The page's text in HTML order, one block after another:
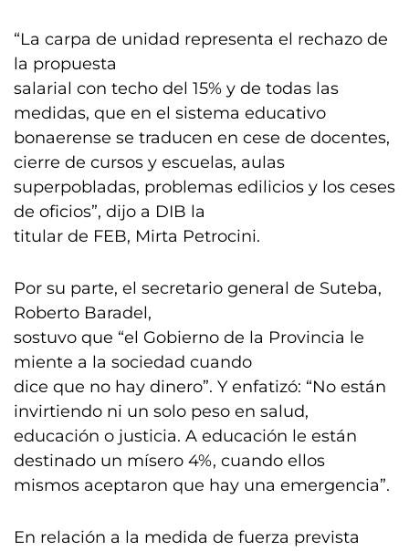
“La carpa de unidad representa el rechazo de
la propuesta
salarial con techo del 15% y de todas las
medidas, que en el sistema educativo
bonaerense se traducen en cese de docentes,
cierre de cursos y escuelas, aulas
superpobladas, problemas edilicios y los ceses
de oficios”, dijo a DIB la
titular de FEB, Mirta Petrocini.
Por su parte, el secretario general de Suteba,
Roberto Baradel,
sostuvo que “el Gobierno de la Provincia le
miente a la sociedad cuando
dice que no hay dinero”. Y enfatizó: “No están
invirtiendo ni un solo peso en salud,
educación o justicia. A educación le están
destinado un mísero 4%, cuando ellos
mismos aceptaron que hay una emergencia”.
En relación a la medida de fuerza prevista